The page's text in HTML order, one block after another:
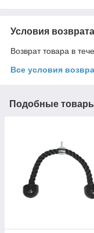
Условия возврата
Возврат товара в
Все условия
Подобные